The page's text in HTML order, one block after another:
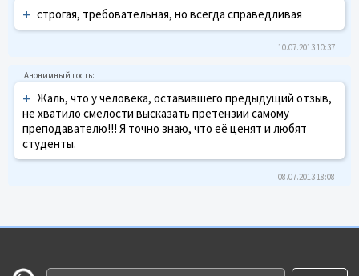
+ строгая, требовательная, но всегда справедливая
10.07.2013 10:37
+ Жаль, что у человека, оставившего предыдущий отзыв,
не хватило смелости высказать претензии самому
преподавателю!!! Я точно знаю, что её ценят и любят
студенты.
08.07.2013 18:08